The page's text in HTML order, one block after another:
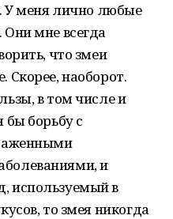
У меня лично любые
мне всегда
что змеи
Скорее, наоборот.
в том числе и
бы борьбу с
и
используемый в
то змея никогда